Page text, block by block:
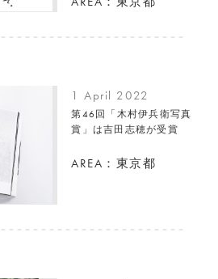
1 April 2022
第46回「木村伊兵衛写真
賞」は吉田志穂が受賞
AREA：東京都